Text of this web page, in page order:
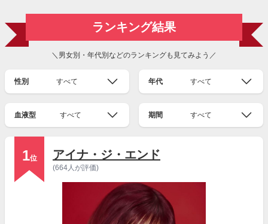
ランキング結果
＼男女別・年代別などのランキングも見てみよう／
性別 すべて 年代 すべて
血液型 すべて 期間 すべて
1位 アイナ・ジ・エンド
(664人が評価)